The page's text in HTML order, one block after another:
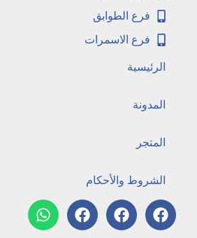
فرع الطوابق
فرع الاسمرات
الرئيسية
المدونة
المتجر
الشروط والأحكام